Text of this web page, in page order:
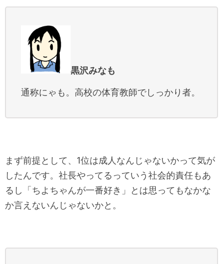
黒沢みなも
通称にゃも。高校の体育教師でしっかり者。
まず前提として、1位は成人なんじゃないかって気が
したんです。社長やってるっていう社会的責任もあ
るし「ちよちゃんが一番好き」とは思ってもなかな
か言えないんじゃないかと。